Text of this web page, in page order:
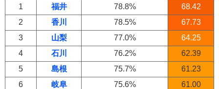
1
福井 78.8%
68.42
2
香川 78.5%
67.73
3
山梨 77.0%
64.25
4
石川 76.2%
62.39
5
島根 75.7%
61.23
6
岐阜 75.6%
61.00